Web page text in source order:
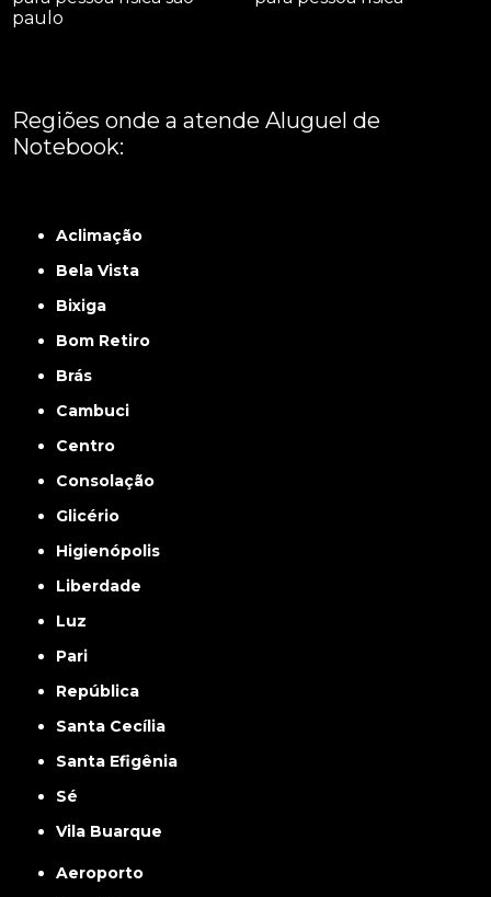
paulo
Regiões onde a atende Aluguel de
Notebook:
Aclimação
Bela Vista
Bixiga
Bom Retiro
Brás
Cambuci
Centro
Consolação
Glicério
Higienópolis
Liberdade
Luz
Pari
República
Santa Cecília
Santa Efigênia
Sé
Vila Buarque
Aeroporto